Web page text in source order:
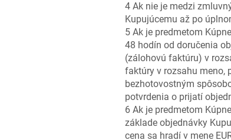
4 Ak nie je medzi
Kupujúcemu až po
5 Ak je predmetom
48 hodín od doručenia
(zálohovú faktúru) v
faktúry v rozsahu meno,
bezhotovostným
potvrdenia o prijatí
6 Ak je predmetom
základe objednávky
cena sa hradí v mene